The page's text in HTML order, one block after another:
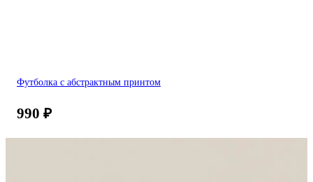
Футболка с абстрактным принтом
990 ₽